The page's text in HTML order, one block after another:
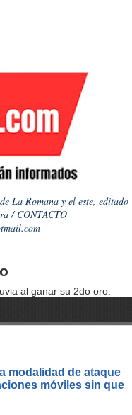
La Romana y el este, editado
/ CONTACTO
al ganar su 2do oro.
modalidad de ataque
móviles sin que